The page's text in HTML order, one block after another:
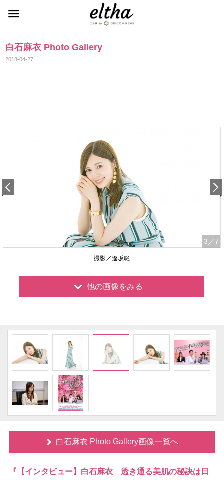
白石麻衣 Photo Gallery
2018-04-27
3 ／7
撮影／逢坂聡
他の画像をみる
白石麻衣 Photo Gallery画像一覧へ
『【インタビュー】白石麻衣 透き通る美肌の秘訣は日